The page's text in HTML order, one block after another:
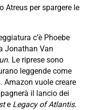
Atreus per spargere le
c’è Phoebe
Jonathan Van
. Le riprese sono
leggende come
Amazon vuole creare
il lancio dei
e Legacy of Atlantis.